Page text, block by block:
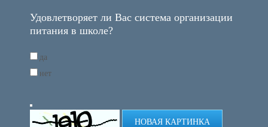
Удовлетворяет ли Вас система организации
питания в школе?
да
нет
НОВАЯ КАРТИНКА